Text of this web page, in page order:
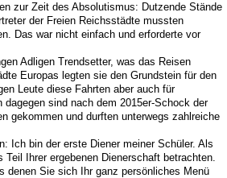
zur Zeit des Absolutismus: Dutzende Stände
der Freien Reichsstädte mussten
Das war nicht einfach und erforderte vor
Adligen Trendsetter, was das Reisen
Europas legten sie den Grundstein für den
Leute diese Fahrten aber auch für
sind nach dem 2015er-Schock der
gekommen und durften unterwegs zahlreiche
Ich bin der erste Diener meiner Schüler. Als
Ihrer ergebenen Dienerschaft betrachten.
denen Sie sich Ihr ganz persönliches Menü